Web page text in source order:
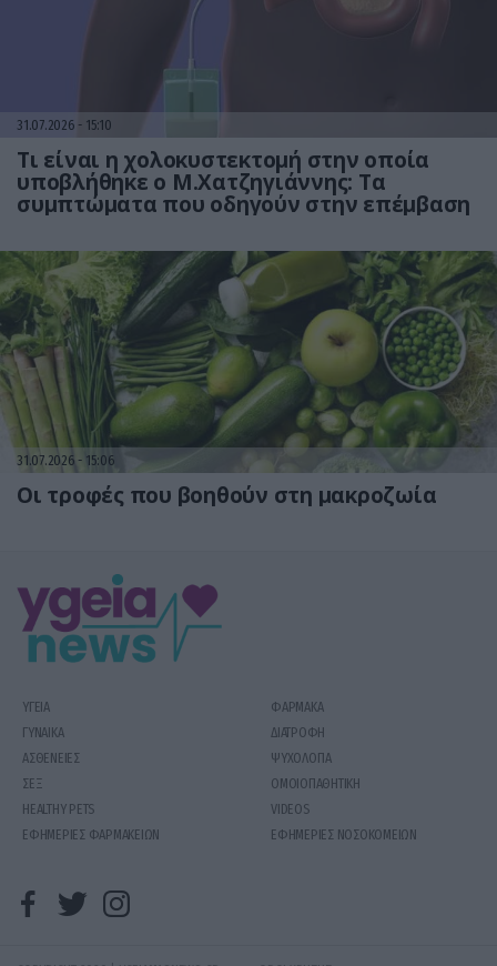
31.07.2026 15:10
Τι είναι η χολοκυστεκτομή στην οποία
υποβλήθηκε ο Μ.Χατζηγιάννης: Tα
συμπτώματα που οδηγούν στην επέμβαση
31.07.2026 15:06
Οι τροφές που βοηθούν στη μακροζωία
ΥΓΕΙΑ
ΦΑΡΜΑΚΑ
ΓΥΝΑΙΚΑ
ΔΙΑΤΡΟΦΗ
ΑΣΘΕΝΕΙΕΣ
ΨΥΧΟΛΟΓΙΑ
ΣΕΞ
ΟΜΟΙΟΠΑΘΗΤΙΚΗ
HEALTHY PETS
VIDEOS
ΕΦΗΜΕΡΙΕΣ ΦΑΡΜΑΚΕΙΩΝ
ΕΦΗΜΕΡΙΕΣ ΝΟΣΟΚΟΜΕΙΩΝ